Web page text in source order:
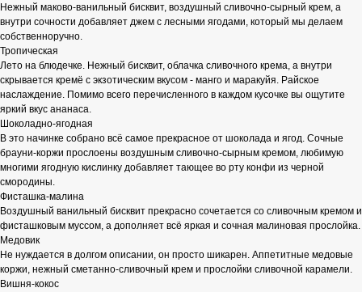
Нежный маково-ванильный бисквит, воздушный сливочно-сырный крем, а
внутри сочности добавляет джем с лесными ягодами, который мы делаем
собственноручно.
Тропическая
Лето на блюдечке. Нежный бисквит, облачка сливочного крема, а внутри
скрывается кремё с экзотическим вкусом - манго и маракуйя. Райское
наслаждение. Помимо всего перечисленного в каждом кусочке вы ощутите
яркий вкус ананаса.
Шоколадно-ягодная
В это начинке собрано всё самое прекрасное от шоколада и ягод. Сочные
брауни-коржи прослоены воздушным сливочно-сырным кремом, любимую
многими ягодную кислинку добавляет тающее во рту конфи из черной
смородины.
Фисташка-малина
Воздушный ванильный бисквит прекрасно сочетается со сливочным кремом и
фисташковым муссом, а дополняет всё яркая и сочная малиновая прослойка.
Медовик
Не нуждается в долгом описании, он просто шикарен. Аппетитные медовые
коржи, нежный сметанно-сливочный крем и прослойки сливочной карамели.
Вишня-кокос